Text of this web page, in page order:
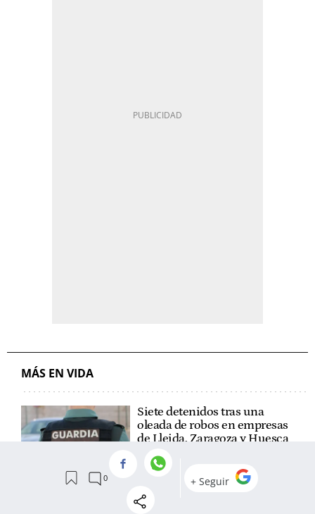
MÁS EN VIDA
Siete detenidos tras una
oleada de robos en empresas
de Lleida, Zaragoza y Huesca
Los Mossos reciben la mayor
dotación de detectores de